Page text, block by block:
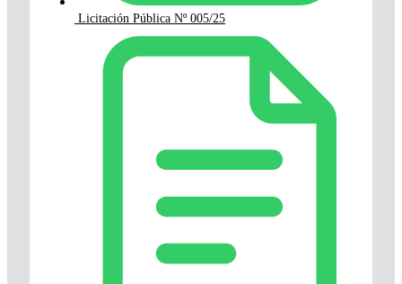
Licitación Pública Nº 005/25